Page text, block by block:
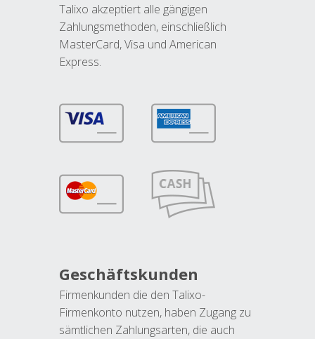
Talixo akzeptiert alle gängigen
Zahlungsmethoden, einschließlich
MasterCard, Visa und American
Express.
Geschäftskunden
Firmenkunden die den Talixo-
Firmenkonto nutzen, haben Zugang zu
sämtlichen Zahlungsarten, die auch